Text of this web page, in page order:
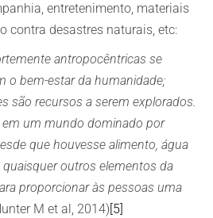
entretenimento, materiais
contra desastres naturais, etc:
antropocêntricas se
o bem-estar da humanidade;
são recursos a serem explorados.
em um mundo dominado por
que houvesse alimento, água
outros elementos da
proporcionar às pessoas uma
M et al, 2014) [5]